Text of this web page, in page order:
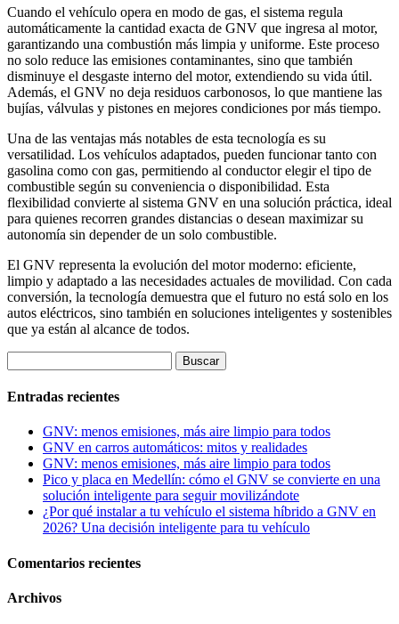
Cuando el vehículo opera en modo de gas, el sistema regula
automáticamente la cantidad exacta de GNV que ingresa al motor,
garantizando una combustión más limpia y uniforme. Este proceso
no solo reduce las emisiones contaminantes, sino que también
disminuye el desgaste interno del motor, extendiendo su vida útil.
Además, el GNV no deja residuos carbonosos, lo que mantiene las
bujías, válvulas y pistones en mejores condiciones por más tiempo.
Una de las ventajas más notables de esta tecnología es su
versatilidad. Los vehículos adaptados, pueden funcionar tanto con
gasolina como con gas, permitiendo al conductor elegir el tipo de
combustible según su conveniencia o disponibilidad. Esta
flexibilidad convierte al sistema GNV en una solución práctica, ideal
para quienes recorren grandes distancias o desean maximizar su
autonomía sin depender de un solo combustible.
El GNV representa la evolución del motor moderno: eficiente,
limpio y adaptado a las necesidades actuales de movilidad. Con cada
conversión, la tecnología demuestra que el futuro no está solo en los
autos eléctricos, sino también en soluciones inteligentes y sostenibles
que ya están al alcance de todos.
Entradas recientes
GNV: menos emisiones, más aire limpio para todos
GNV en carros automáticos: mitos y realidades
GNV: menos emisiones, más aire limpio para todos
Pico y placa en Medellín: cómo el GNV se convierte en una
solución inteligente para seguir movilizándote
¿Por qué instalar a tu vehículo el sistema híbrido a GNV en
2026? Una decisión inteligente para tu vehículo
Comentarios recientes
Archivos